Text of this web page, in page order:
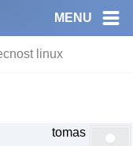
MENU
linux
tomas